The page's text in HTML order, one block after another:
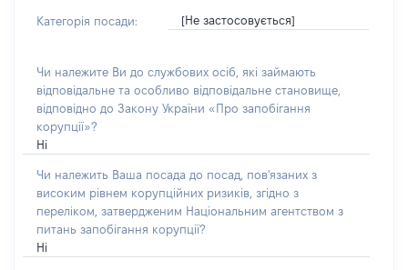
Категорія посади: [Не застосовується]
Чи належите Ви до службових осіб, які займають
відповідальне та особливо відповідальне становище,
відповідно до Закону України «Про запобігання
корупції»?
Ні
Чи належить Ваша посада до посад, пов'язаних з
високим рівнем корупційних ризиків, згідно з
переліком, затвердженим Національним агентством з
питань запобігання корупції?
Ні